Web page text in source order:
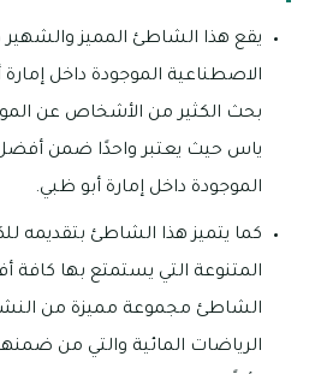
يقع هذا الشاطئ المميز والشهير
الاصطناعية الموجودة داخل
بحث الكثير من الأشخاص عن
ياس حيث يعتبر واحدًا ضمن
الموجودة داخل إمارة أبو ظبي.
كما يتميز هذا الشاطئ بتقديمه
المتنوعة التي يستمتع بها كافة
الشاطئ مجموعة مميزة من
الرياضات المائية والتي من